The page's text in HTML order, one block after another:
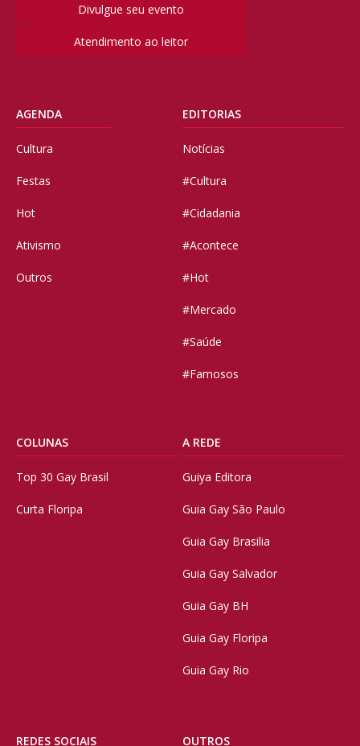
Divulgue seu evento
Atendimento ao leitor
AGENDA
Cultura
Festas
Hot
Ativismo
Outros
EDITORIAS
Notícias
#Cultura
#Cidadania
#Acontece
#Hot
#Mercado
#Saúde
#Famosos
COLUNAS
Top 30 Gay Brasil
Curta Floripa
A REDE
Guiya Editora
Guia Gay São Paulo
Guia Gay Brasilia
Guia Gay Salvador
Guia Gay BH
Guia Gay Floripa
Guia Gay Rio
REDES SOCIAIS OUTROS